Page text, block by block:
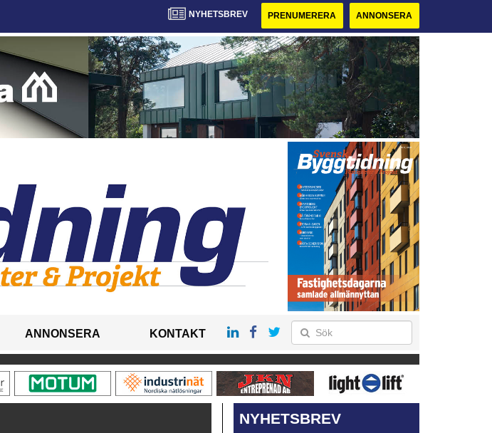
NYHETSBREV PRENUMERERA ANNONSERA
ANNONSERA KONTAKT
NYHETSBREV